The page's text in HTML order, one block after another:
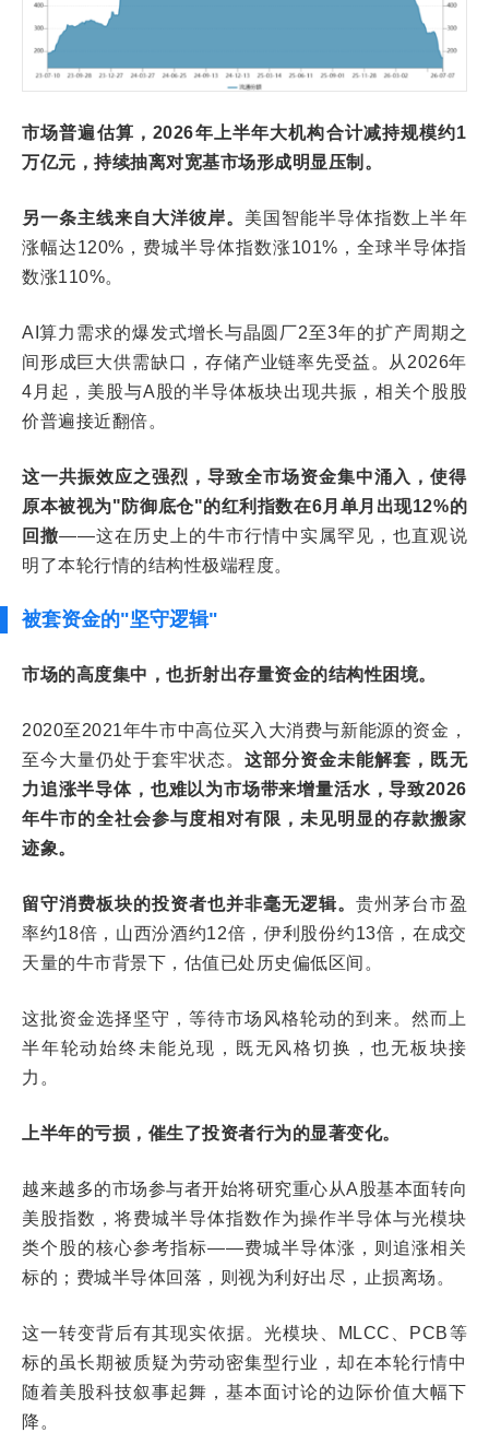
市场普遍估算，2026年上半年大机构合计减持规模约1
万亿元，持续抽离对宽基市场形成明显压制。
另一条主线来自大洋彼岸。 美国智能半导体指数上半年
涨幅达120%，费城半导体指数涨101%，全球半导体指
数涨110%。
AI算力需求的爆发式增长与晶圆厂2至3年的扩产周期之
间形成巨大供需缺口，存储产业链率先受益。从2026年
4月起，美股与A股的半导体板块出现共振，相关个股股
价普遍接近翻倍。
这一共振效应之强烈，导致全市场资金集中涌入，使得
原本被视为"防御底仓"的红利指数在6月单月出现12%的
回撤——这在历史上的牛市行情中实属罕见，也直观说
明了本轮行情的结构性极端程度。
被套资金的"坚守逻辑"
市场的高度集中，也折射出存量资金的结构性困境。
2020至2021年牛市中高位买入大消费与新能源的资金，
至今大量仍处于套牢状态。这部分资金未能解套，既无
力追涨半导体，也难以为市场带来增量活水，导致2026
年牛市的全社会参与度相对有限，未见明显的存款搬家
迹象。
留守消费板块的投资者也并非毫无逻辑。贵州茅台市盈
率约18倍，山西汾酒约12倍，伊利股份约13倍，在成交
天量的牛市背景下，估值已处历史偏低区间。
这批资金选择坚守，等待市场风格轮动的到来。然而上
半年轮动始终未能兑现，既无风格切换，也无板块接
力。
上半年的亏损，催生了投资者行为的显著变化。
越来越多的市场参与者开始将研究重心从A股基本面转向
美股指数，将费城半导体指数作为操作半导体与光模块
类个股的核心参考指标——费城半导体涨，则追涨相关
标的；费城半导体回落，则视为利好出尽，止损离场。
这一转变背后有其现实依据。光模块、MLCC、PCB等
标的虽长期被质疑为劳动密集型行业，却在本轮行情中
随着美股科技叙事起舞，基本面讨论的边际价值大幅下
降。